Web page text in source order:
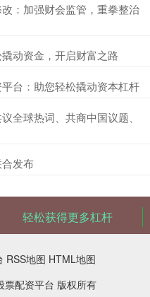
：加强财会监管，重拳整治
动资金，开启财富之路
台：助您轻松撬动资本杠杆
全球热词、共商中国议题、
发布
轻松获得更多杠杆
RSS地图 HTML地图
票配资平台 版权所有